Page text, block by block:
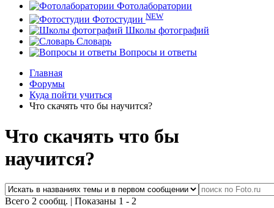
Фотолаборатории
Фотостудии NEW
Школы фотографий
Словарь
Вопросы и ответы
Главная
Форумы
Куда пойти учиться
Что скачять что бы научится?
Что скачять что бы
научится?
Всего 2 сообщ. | Показаны 1 - 2